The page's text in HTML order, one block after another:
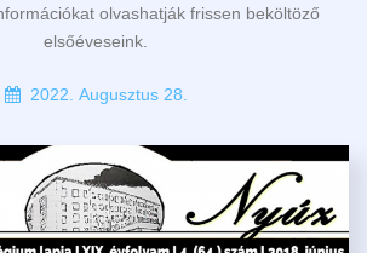
olvashatják frissen beköltöző
elsőéveseink.
2022. Augusztus 28.